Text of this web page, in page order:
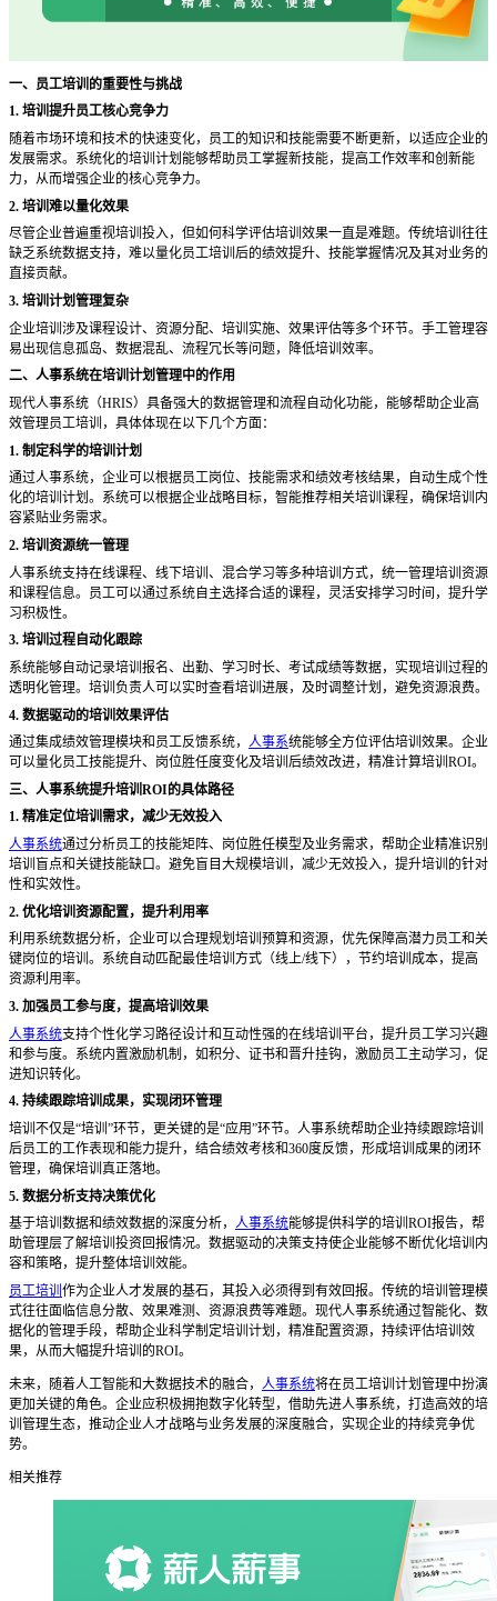
一、员工培训的重要性与挑战
1. 培训提升员工核心竞争力
随着市场环境和技术的快速变化，员工的知识和技能需要不断更新，以适应企业的
发展需求。系统化的培训计划能够帮助员工掌握新技能，提高工作效率和创新能
力，从而增强企业的核心竞争力。
2. 培训难以量化效果
尽管企业普遍重视培训投入，但如何科学评估培训效果一直是难题。传统培训往往
缺乏系统数据支持，难以量化员工培训后的绩效提升、技能掌握情况及其对业务的
直接贡献。
3. 培训计划管理复杂
企业培训涉及课程设计、资源分配、培训实施、效果评估等多个环节。手工管理容
易出现信息孤岛、数据混乱、流程冗长等问题，降低培训效率。
二、人事系统在培训计划管理中的作用
现代人事系统（HRIS）具备强大的数据管理和流程自动化功能，能够帮助企业高
效管理员工培训，具体体现在以下几个方面：
1. 制定科学的培训计划
通过人事系统，企业可以根据员工岗位、技能需求和绩效考核结果，自动生成个性
化的培训计划。系统可以根据企业战略目标，智能推荐相关培训课程，确保培训内
容紧贴业务需求。
2. 培训资源统一管理
人事系统支持在线课程、线下培训、混合学习等多种培训方式，统一管理培训资源
和课程信息。员工可以通过系统自主选择合适的课程，灵活安排学习时间，提升学
习积极性。
3. 培训过程自动化跟踪
系统能够自动记录培训报名、出勤、学习时长、考试成绩等数据，实现培训过程的
透明化管理。培训负责人可以实时查看培训进展，及时调整计划，避免资源浪费。
4. 数据驱动的培训效果评估
通过集成绩效管理模块和员工反馈系统， 人事系统能够全方位评估培训效果。企业
可以量化员工技能提升、岗位胜任度变化及培训后绩效改进，精准计算培训 ROI。
三、人事系统提升培训 ROI的具体路径
1. 精准定位培训需求，减少无效投入
人事系统通过分析员工的技能矩阵、岗位胜任模型及业务需求，帮助企业精准识别
培训盲点和关键技能缺口。避免盲目大规模培训，减少无效投入，提升培训的针对
性和实效性。
2. 优化培训资源配置，提升利用率
利用系统数据分析，企业可以合理规划培训预算和资源，优先保障高潜力员工和关
键岗位的培训。系统自动匹配最佳培训方式（线上/线下），节约培训成本，提高
资源利用率。
3. 加强员工参与度，提高培训效果
人事系统支持个性化学习路径设计和互动性强的在线培训平台，提升员工学习兴趣
和参与度。系统内置激励机制，如积分、证书和晋升挂钩，激励员工主动学习，促
进知识转化。
4. 持续跟踪培训成果，实现闭环管理
培训不仅是“培训”环节，更关键的是“应用”环节。人事系统帮助企业持续跟踪培训
后员工的工作表现和能力提升，结合绩效考核和360度反馈，形成培训成果的闭环
管理，确保培训真正落地。
5. 数据分析支持决策优化
基于培训数据和绩效数据的深度分析， 人事系统能够提供科学的培训 ROI报告，帮
助管理层了解培训投资回报情况。数据驱动的决策支持使企业能够不断优化培训内
容和策略，提升整体培训效能。
员工培训 作为企业人才发展的基石，其投入必须得到有效回报。传统的培训管理模
式往往面临信息分散、效果难测、资源浪费等难题。现代人事系统通过智能化、数
据化的管理手段，帮助企业科学制定培训计划，精准配置资源，持续评估培训效
果，从而大幅提升培训的ROI。
未来，随着人工智能和大数据技术的融合， 人事系统将在员工培训计划管理中扮演
更加关键的角色。企业应积极拥抱数字化转型，借助先进人事系统，打造高效的培
训管理生态，推动企业人才战略与业务发展的深度融合，实现企业的持续竞争优
势。
相关推荐